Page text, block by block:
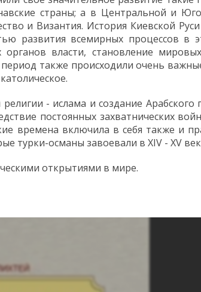
страны; а в Центральной и
и Византия. История Киевской
развития всемирных процессов в
власти, становление
также происходили очень
- ислама и создание Арабского
постоянных захватнических
времена включила в себя также и
турки-османы завоевали в XIV - XV
открытиями в мире.